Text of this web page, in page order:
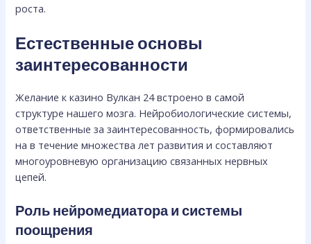
роста.
Естественные основы
заинтересованности
Желание к казино Вулкан 24 встроено в самой
структуре нашего мозга. Нейробиологические системы,
ответственные за заинтересованность, формировались
на в течение множества лет развития и составляют
многоуровневую организацию связанных нервных
цепей.
Роль нейромедиатора и системы
поощрения